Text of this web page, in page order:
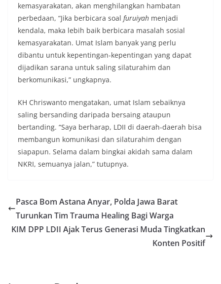
kemasyarakatan, akan menghilangkan hambatan
perbedaan, “Jika berbicara soal furuiyah menjadi
kendala, maka lebih baik berbicara masalah sosial
kemasyarakatan. Umat Islam banyak yang perlu
dibantu untuk kepentingan-kepentingan yang dapat
dijadikan sarana untuk saling silaturahim dan
berkomunikasi,” ungkapnya.
KH Chriswanto mengatakan, umat Islam sebaiknya
saling bersanding daripada bersaing ataupun
bertanding. “Saya berharap, LDII di daerah-daerah bisa
membangun komunikasi dan silaturahim dengan
siapapun. Selama dalam bingkai akidah sama dalam
NKRI, semuanya jalan,” tutupnya.
Pasca Bom Astana Anyar, Polda Jawa Barat
Turunkan Tim Trauma Healing Bagi Warga
KIM DPP LDII Ajak Terus Generasi Muda Tingkatkan
Konten Positif